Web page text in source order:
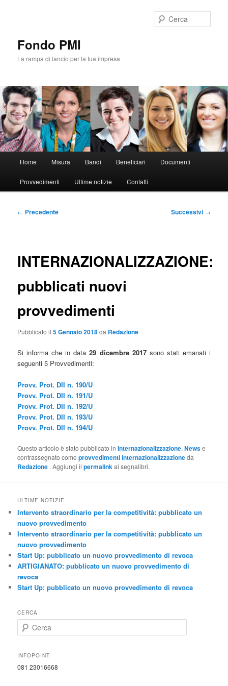
Fondo PMI
La rampa di lancio per la tua impresa
principale
Home Misura Bandi Beneficiari Documenti
Provvedimenti Ultime notizie Contatti
Navigazione
← Precedente Successivi →
INTERNAZIONALIZZAZIONE:
pubblicati nuovi
provvedimenti
Pubblicato il5 Gennaio 2018da Redazione
Si informa che in data29 dicembre 2017sono stati emanati i
seguenti 5 Provvedimenti:
Provv. Prot. DII n. 190/U
Provv. Prot. DII n. 191/U
Provv. Prot. DII n. 192/U
Provv. Prot. DII n. 193/U
Provv. Prot. DII n. 194/U
Questo articolo è stato pubblicato inInternazionalizzazione,Newse
contrassegnato comeprovvedimenti internazionalizzazioneda
Redazione . Aggiungi ilpermalinkai segnalibri.
ULTIME NOTIZIE
Intervento straordinario per la competitività: pubblicato un
nuovo provvedimento
Intervento straordinario per la competitività: pubblicato un
nuovo provvedimento
Start Up: pubblicato un nuovo provvedimento di revoca
ARTIGIANATO: pubblicato un nuovo provvedimento di
revoca
Start Up: pubblicato un nuovo provvedimento di revoca
CERCA
e
c
INFOPOINT
081 23016668